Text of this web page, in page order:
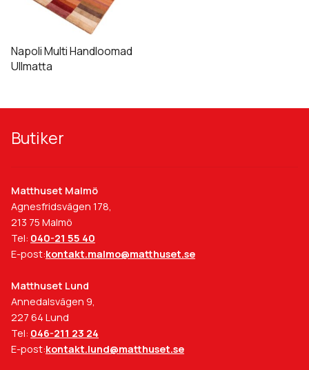
Napoli Multi Handloomad
Ullmatta
De
olika
på
Butiker
Matthuset Malmö
Agnesfridsvägen 178,
213 75 Malmö
Tel: 040-21 55 40
E-post:kontakt.malmo@matthuset.se
Matthuset Lund
Annedalsvägen 9,
227 64 Lund
Tel: 046-211 23 24
E-post:kontakt.lund@matthuset.se